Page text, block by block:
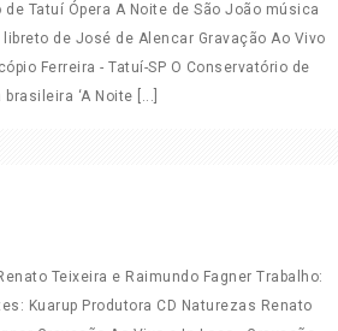
Tatuí Ópera A Noite de São João música
de José de Alencar Gravação Ao Vivo
Ferreira - Tatuí-SP O Conservatório de
‘A Noite [...]
Teixeira e Raimundo Fagner Trabalho:
Kuarup Produtora CD Naturezas Renato